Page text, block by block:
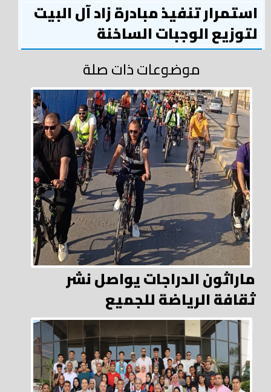
استمرار تنفيذ مبادرة زاد آل البيت
لتوزيع الوجبات الساخنة
موضوعات ذات صلة
ماراثون الدراجات يواصل نشر
ثقافة الرياضة للجميع